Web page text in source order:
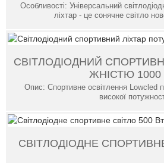
Особливості: Універсальний
ліхтар - це сонячне світло
СВІТЛОДІОДНИЙ
ЖНІСТЮ 1000
Опис: Спортивне освітлення Lowcled
високої
СВІТЛОДІОДНЕ